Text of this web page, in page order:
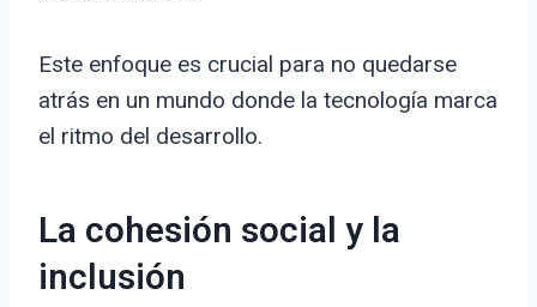
Este enfoque es crucial para no quedarse
atrás en un mundo donde la tecnología marca
el ritmo del desarrollo.
La cohesión social y la
inclusión